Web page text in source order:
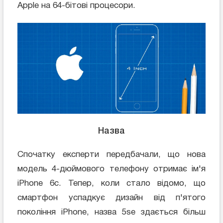
Apple на 64-бітові процесори.
Назва
Спочатку експерти передбачали, що нова
модель 4-дюймового телефону отримає ім'я
iPhone 6с. Тепер, коли стало відомо, що
смартфон успадкує дизайн від п'ятого
покоління iPhone, назва 5se здається більш